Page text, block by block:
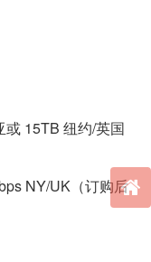
15TB 纽约/英国
NY/UK（订购后